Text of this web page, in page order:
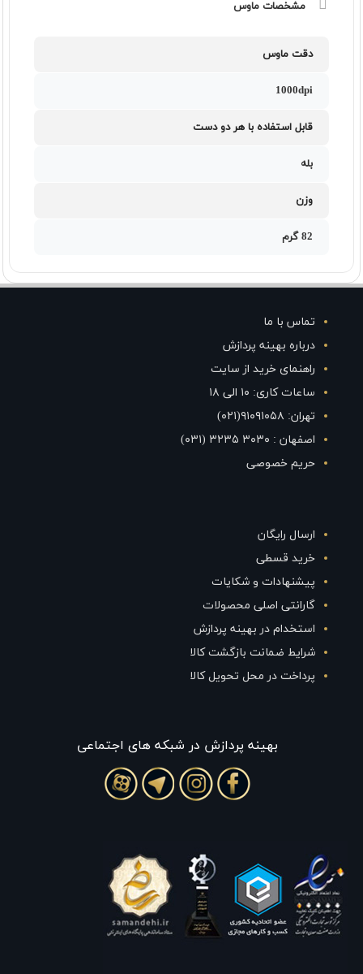
مشخصات ماوس
دقت ماوس
1000dpi
قابل استفاده با هر دو دست
بله
وزن
82 گرم
تماس با ما
درباره بهینه پردازش
راهنمای خرید از سایت
ساعات کاری: ۱۰ الی ۱۸
تهران: ۹۱۰۹۱۰۵۸(۰۲۱)
اصفهان : ۳۰۳۰ ۳۲۳۵ (۰۳۱)
حریم خصوصی
ارسال رایگان
خرید قسطی
پیشنهادات و شکایات
گارانتی اصلی محصولات
استخدام در بهینه پردازش
شرایط ضمانت بازگشت کالا
پرداخت در محل تحویل کالا
بهينه پردازش در شبکه های اجتماعی